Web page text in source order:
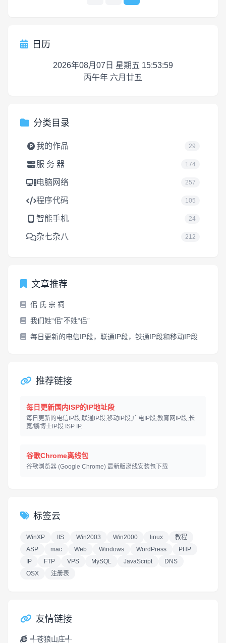
日历
2026年08月07日 星期五 15:54:00
丙午年 六月廿五
分类目录
我的作品 29
服 务 器 174
电脑网络 257
程序代码 105
智能手机 24
杂七杂八 212
文章推荐
佀 氏 宗 祠
我们姓“佀”不姓“侣”
每日更新的电信IP段，联通IP段，铁通IP段和移动IP段
推荐链接
每日更新国内ISP的IP地址段
每日更新的电信IP段,联通IP段,移动IP段,广电IP段,教育网IP段,长
宽/鹏博士IP段 ISP IP.
谷歌Chrome离线包
谷歌浏览器 (Google Chrome) 最新版离线安装包下载
标签云
WinXP IIS Win2003 Win2000 linux
教程
ASP
mac Web Windows WordPress
PHP
IP
FTP VPS MySQL JavaScript
DNS
OSX
注册表
友情链接
╃苍狼山庄╃